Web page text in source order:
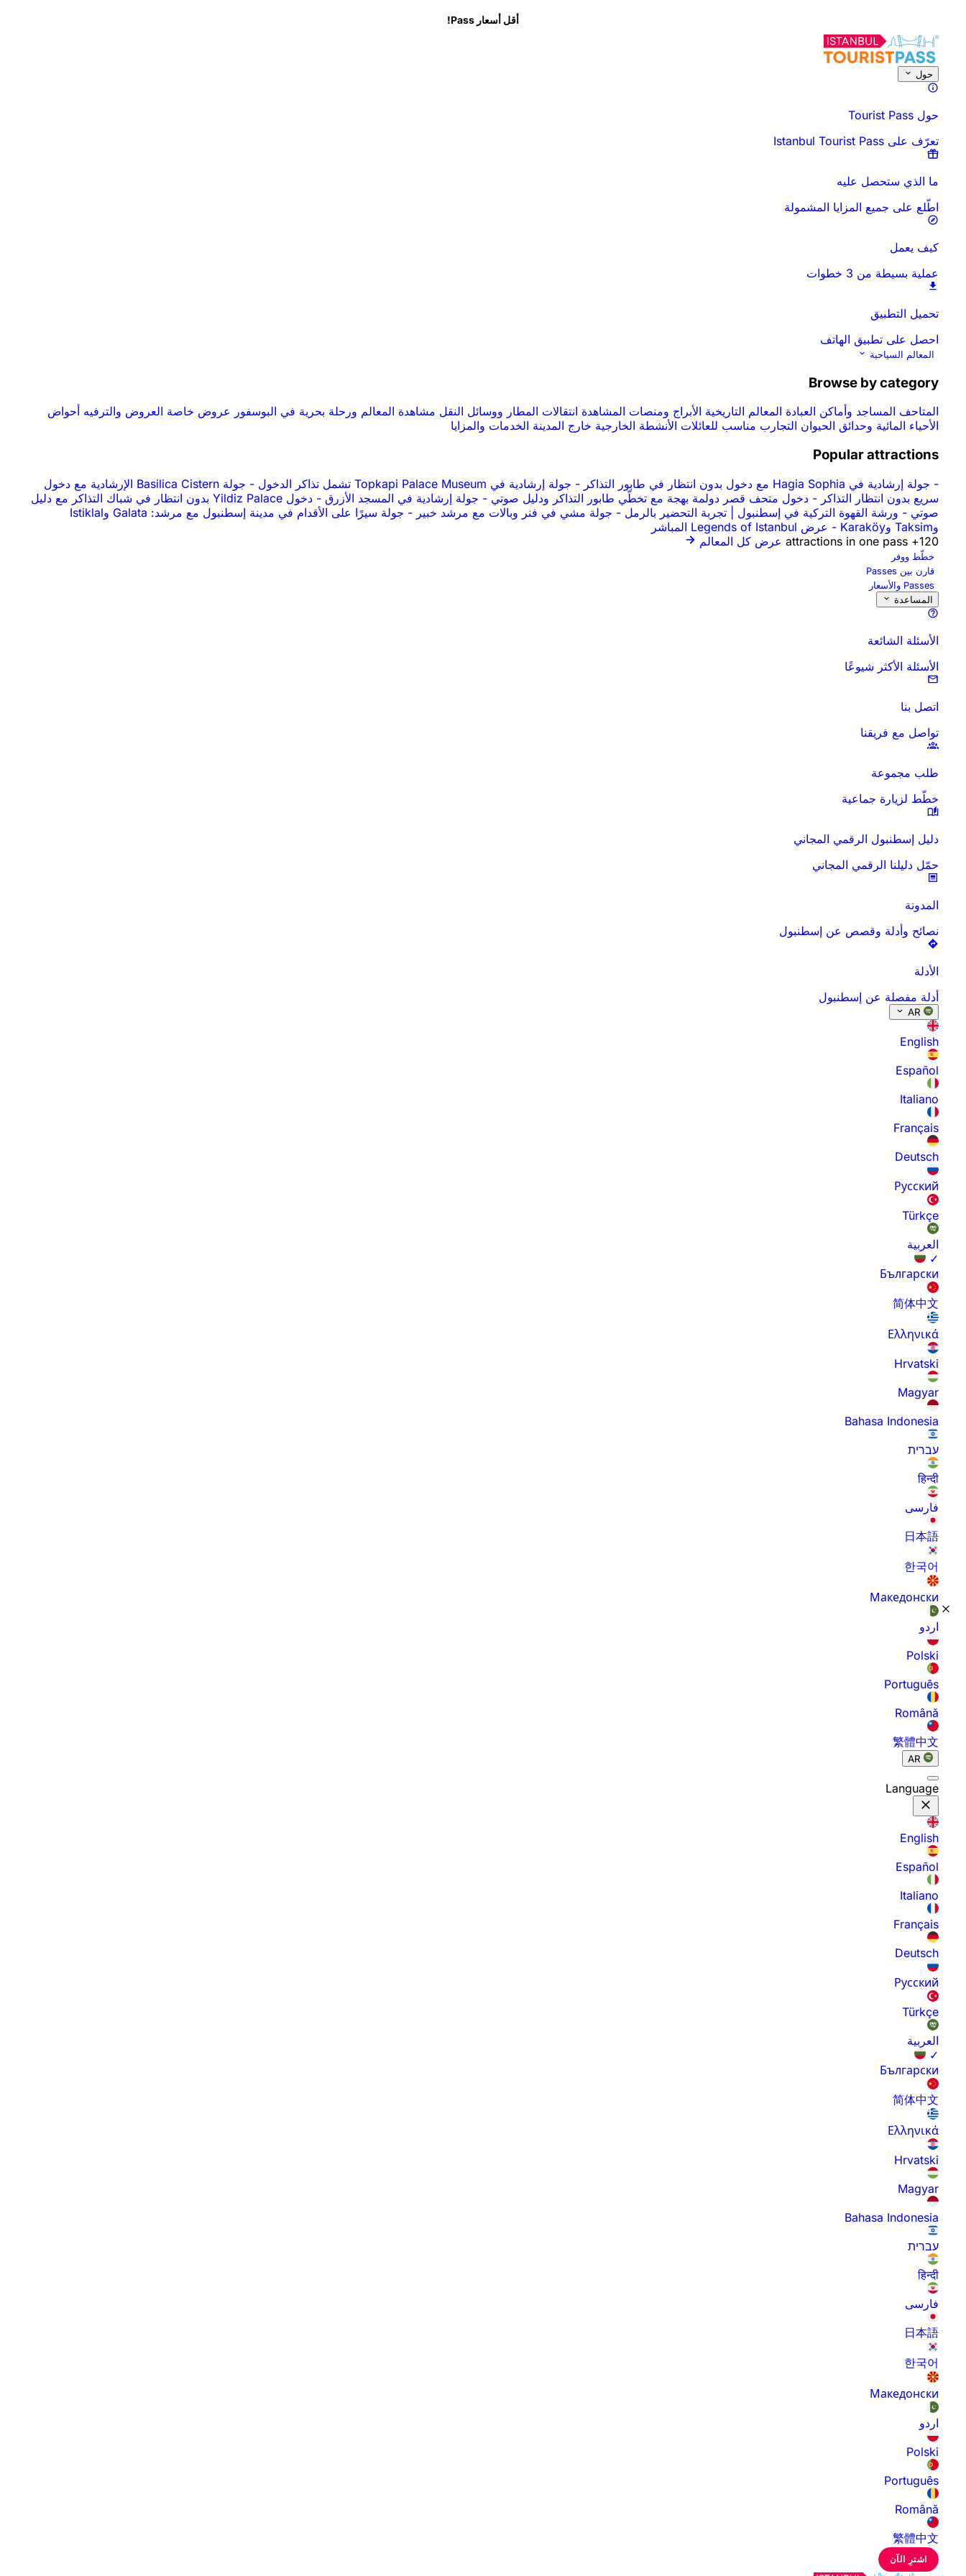
أقل أسعار Pass!
حول
حول Tourist Pass
تعرّف على Istanbul Tourist Pass
ما الذي ستحصل عليه
اطّلع على جميع المزايا المشمولة
كيف يعمل
عملية بسيطة من 3 خطوات
تحميل التطبيق
احصل على تطبيق الهاتف
المعالم السياحية
Browse by category
المتاحف المساجد وأماكن العبادة المعالم التاريخية الأبراج ومنصات المشاهدة انتقالات المطار ووسائل النقل مشاهدة المعالم ورحلة بحرية في البوسفور عروض خاصة العروض والترفيه أحواض
الأحياء المائية وحدائق الحيوان التجارب مناسب للعائلات الأنشطة الخارجية خارج المدينة الخدمات والمزايا
Popular attractions
- جولة إرشادية في Hagia Sophia مع دخول بدون انتظار في طابور التذاكر - جولة إرشادية في Topkapi Palace Museum تشمل تذاكر الدخول -
جولة Basilica Cistern الإرشادية مع دخول
سريع بدون انتظار التذاكر - دخول متحف قصر دولمة بهجة مع تخطّي طابور التذاكر ودليل صوتي - جولة إرشادية في المسجد الأزرق -
دخول Yildiz Palace بدون انتظار في شباك التذاكر مع دليل
صوتي - ورشة القهوة التركية في إسطنبول | تجربة التحضير بالرمل - جولة مشي في فنر وبالات مع مرشد خبير -
جولة سيرًا على الأقدام في مدينة إسطنبول مع مرشد: Galata وIstiklal
وTaksim وKaraköy
- عرض Legends of Istanbul المباشر
120+ attractions in one pass
عرض كل المعالم
خطّط ووفر
قارن بين Passes
Passes والأسعار
المساعدة
الأسئلة الشائعة
الأسئلة الأكثر شيوعًا
اتصل بنا
تواصل مع فريقنا
طلب مجموعة
خطّط لزيارة جماعية
دليل إسطنبول الرقمي المجاني
حمّل دليلنا الرقمي المجاني
المدونة
نصائح وأدلة وقصص عن إسطنبول
الأدلة
أدلة مفصلة عن إسطنبول
AR
English
Español
Italiano
Français
Deutsch
Русский
Türkçe
العربية
✓
Български
简体中文
Ελληνικά
Hrvatski
Magyar
Bahasa Indonesia
עברית
हिन्दी
فارسی
日本語
한국어
Македонски
اردو
Polski
Português
Română
繁體中文
AR
Language
English
Español
Italiano
Français
Deutsch
Русский
Türkçe
العربية
✓
Български
简体中文
Ελληνικά
Hrvatski
Magyar
Bahasa Indonesia
עברית
हिन्दी
فارسی
日本語
한국어
Македонски
اردو
Polski
Português
Română
繁體中文
اشترِ الآن